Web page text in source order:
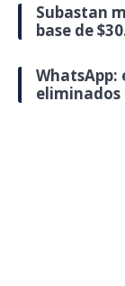
Subastan
base de
WhatsApp:
eliminados